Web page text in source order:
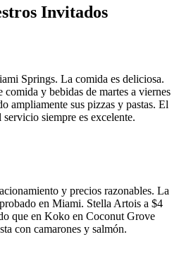
Invitados
Springs. La comida es deliciosa.
y bebidas de martes a viernes
ampliamente sus pizzas y pastas. El
siempre es excelente.
y precios razonables. La
en Miami. Stella Artois a $4
que en Koko en Coconut Grove
con camarones y salmón.